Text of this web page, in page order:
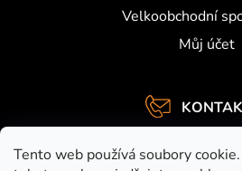
Tento web používá soubory
Velkoobchodní
Můj účet